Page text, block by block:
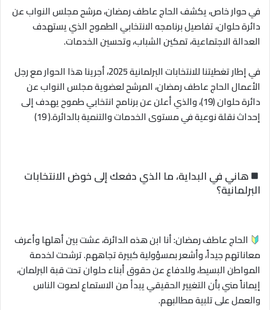
في حوار خاص، يكشف الحاج عاطف رمضان، مرشح مجلس النواب عن
دائرة حلوان، تفاصيل برنامجه الانتخابي الطموح الذي يستهدف
العدالة الاجتماعية، تمكين الشباب، وتحسين الخدمات.
في إطار تغطيتنا للانتخابات البرلمانية 2025، أجرينا هذا الحوار مع رجل
الأعمال الحاج عاطف رمضان، المرشح لعضوية مجلس النواب عن
دائرة حلوان (19)، والذي أعلن عن برنامج انتخابي طموح يهدف إلى
إحداث نقلة نوعية في مستوى الخدمات والتنمية بالدائرة.( 19)
هاني في البداية، ما الذي دفعك إلى خوض الانتخابات
البرلمانية؟
الحاج عاطف رمضان: أنا ابن هذه الدائرة، عشت بين أهلها وأعرف
معاناتهم جيداً، وأشعر بمسؤولية كبيرة تجاههم. ترشحت لخدمة
المواطن البسيط، وللدفاع عن حقوق أبناء حلوان تحت قبة البرلمان،
إيماناً مني بأن التغيير الحقيقي يبدأ من الاستماع لصوت الناس
والعمل على تلبية مطالبهم.